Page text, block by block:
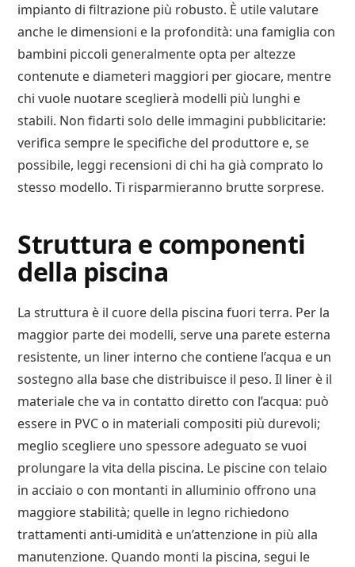
impianto di filtrazione più robusto. È utile valutare
anche le dimensioni e la profondità: una famiglia con
bambini piccoli generalmente opta per altezze
contenute e diameteri maggiori per giocare, mentre
chi vuole nuotare sceglierà modelli più lunghi e
stabili. Non fidarti solo delle immagini pubblicitarie:
verifica sempre le specifiche del produttore e, se
possibile, leggi recensioni di chi ha già comprato lo
stesso modello. Ti risparmieranno brutte sorprese.
Struttura e componenti
della piscina
La struttura è il cuore della piscina fuori terra. Per la
maggior parte dei modelli, serve una parete esterna
resistente, un liner interno che contiene l’acqua e un
sostegno alla base che distribuisce il peso. Il liner è il
materiale che va in contatto diretto con l’acqua: può
essere in PVC o in materiali compositi più durevoli;
meglio scegliere uno spessore adeguato se vuoi
prolungare la vita della piscina. Le piscine con telaio
in acciaio o con montanti in alluminio offrono una
maggiore stabilità; quelle in legno richiedono
trattamenti anti-umidità e un’attenzione in più alla
manutenzione. Quando monti la piscina, segui le